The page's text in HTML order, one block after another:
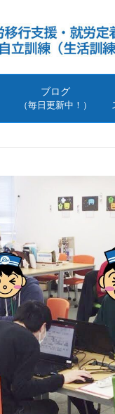
ブログ
（毎日更新中！）